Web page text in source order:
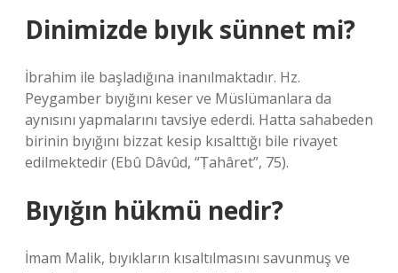
Dinimizde bıyık sünnet mi?
İbrahim ile başladığına inanılmaktadır. Hz.
Peygamber bıyığını keser ve Müslümanlara da
aynısını yapmalarını tavsiye ederdi. Hatta sahabeden
birinin bıyığını bizzat kesip kısalttığı bile rivayet
edilmektedir (Ebû Dâvûd, “Ṭahâret”, 75).
Bıyığın hükmü nedir?
İmam Malik, bıyıkların kısaltılmasını savunmuş ve